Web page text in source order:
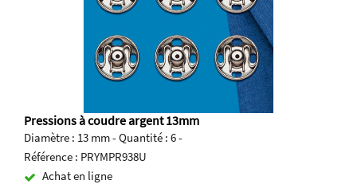
Pressions à coudre argent 13mm
Diamètre : 13 mm - Quantité : 6 -
Référence : PRYMPR938U
Achat en ligne